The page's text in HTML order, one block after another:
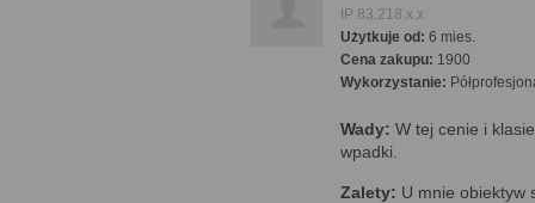
IP 83.218.x.x
Użytkuje od: 6 mies.
Cena zakupu: 1900
Wykorzystanie:
Wady: W tej cenie i
wpadki.
Zalety: U mnie obiektyw